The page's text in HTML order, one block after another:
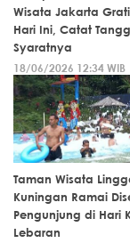
Wisata Jakarta
Hari Ini, Catat
Syaratnya
18/06/2026 12:34 WIB
Taman Wisata
Kuningan Ramai
Pengunjung di Hari
Lebaran